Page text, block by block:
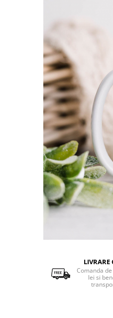
LIVRARE
Comanda
lei si